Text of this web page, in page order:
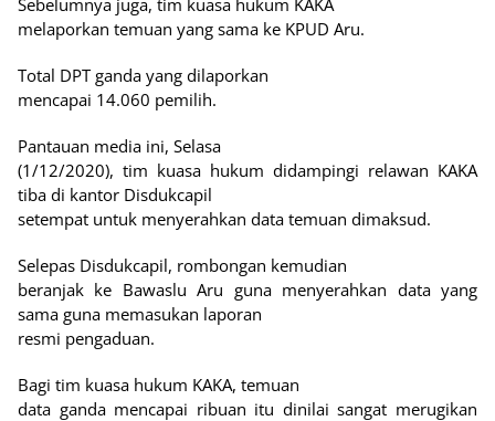
Sebelumnya juga, tim kuasa hukum KAKA
melaporkan temuan yang sama ke KPUD Aru.
Total DPT ganda yang dilaporkan
mencapai 14.060 pemilih.
Pantauan media ini, Selasa
(1/12/2020), tim kuasa hukum didampingi relawan KAKA
tiba di kantor Disdukcapil
setempat untuk menyerahkan data temuan dimaksud.
Selepas Disdukcapil, rombongan kemudian
beranjak ke Bawaslu Aru guna menyerahkan data yang
sama guna memasukan laporan
resmi pengaduan.
Bagi tim kuasa hukum KAKA, temuan
data ganda mencapai ribuan itu dinilai sangat merugikan